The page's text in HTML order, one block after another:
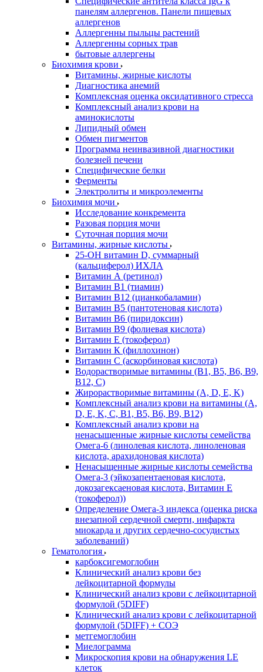
панелям аллергенов. Панели пищевых
аллергенов
Аллергенны пыльцы растений
Аллергенны сорных трав
бытовые аллергены
Биохимия крови
Витамины, жирные кислоты
Диагностика анемий
Комплексная оценка оксидативного стресса
Комплексный анализ крови на
аминокислоты
Липидный обмен
Обмен пигментов
Программа неинвазивной диагностики
болезней печени
Специфические белки
Ферменты
Электролиты и микроэлементы
Биохимия мочи
Исследование конкремента
Разовая порция мочи
Суточная порция мочи
Витамины, жирные кислоты
25-OH витамин D, суммарный
(кальциферол) ИХЛА
Витамин А (ретинол)
Витамин В1 (тиамин)
Витамин В12 (цианкобаламин)
Витамин В5 (пантотеновая кислота)
Витамин В6 (пиридоксин)
Витамин В9 (фолиевая кислота)
Витамин Е (токоферол)
Витамин К (филлохинон)
Витамин С (аскорбиновая кислота)
Водорастворимые витамины (B1, B5, B6, В9,
В12, С)
Жирорастворимые витамины (A, D, E, K)
Комплексный анализ крови на витамины (A,
D, E, K, C, B1, B5, B6, В9, B12)
Комплексный анализ крови на
ненасыщенные жирные кислоты семейства
Омега-6 (линолевая кислота, линоленовая
кислота, арахидоновая кислота)
Ненасыщенные жирные кислоты семейства
Омега-3 (эйкозапентаеновая кислота,
докозагексаеновая кислота, Витамин E
(токоферол))
Определение Омега-3 индекса (оценка риска
внезапной сердечной смерти, инфаркта
миокарда и других сердечно-сосудистых
заболеваний)
Гематология
карбоксигемоглобин
Клинический анализ крови без
лейкоцитарной формулы
Клинический анализ крови с лейкоцитарной
формулой (5DIFF)
Клинический анализ крови с лейкоцитарной
формулой (5DIFF) + СОЭ
метгемоглобин
Миелограмма
Микроскопия крови на обнаружения LE
клеток